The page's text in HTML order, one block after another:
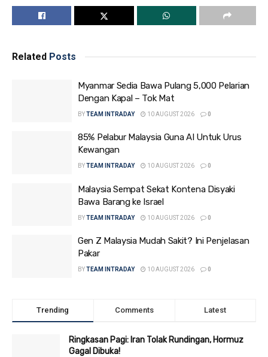
Related Posts
Myanmar Sedia Bawa Pulang 5,000 Pelarian
Dengan Kapal – Tok Mat
BYTEAM INTRADAY 10 AUGUST 2026 0
85% Pelabur Malaysia Guna AI Untuk Urus
Kewangan
BYTEAM INTRADAY 10 AUGUST 2026 0
Malaysia Sempat Sekat Kontena Disyaki
Bawa Barang ke Israel
BYTEAM INTRADAY 10 AUGUST 2026 0
Gen Z Malaysia Mudah Sakit? Ini Penjelasan
Pakar
BYTEAM INTRADAY 10 AUGUST 2026 0
Trending Comments Latest
Ringkasan Pagi: Iran Tolak Rundingan, Hormuz
Gagal Dibuka!